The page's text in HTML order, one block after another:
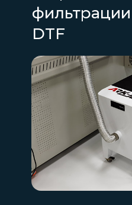
фильтрации
DTF